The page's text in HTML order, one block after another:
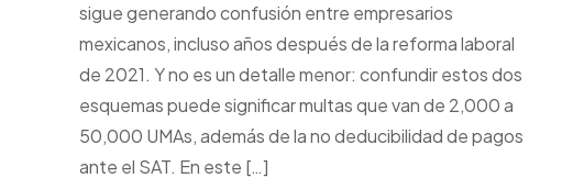
sigue generando confusión entre empresarios
mexicanos, incluso años después de la reforma laboral
de 2021. Y no es un detalle menor: confundir estos dos
esquemas puede significar multas que van de 2,000 a
50,000 UMAs, además de la no deducibilidad de pagos
ante el SAT. En este […]